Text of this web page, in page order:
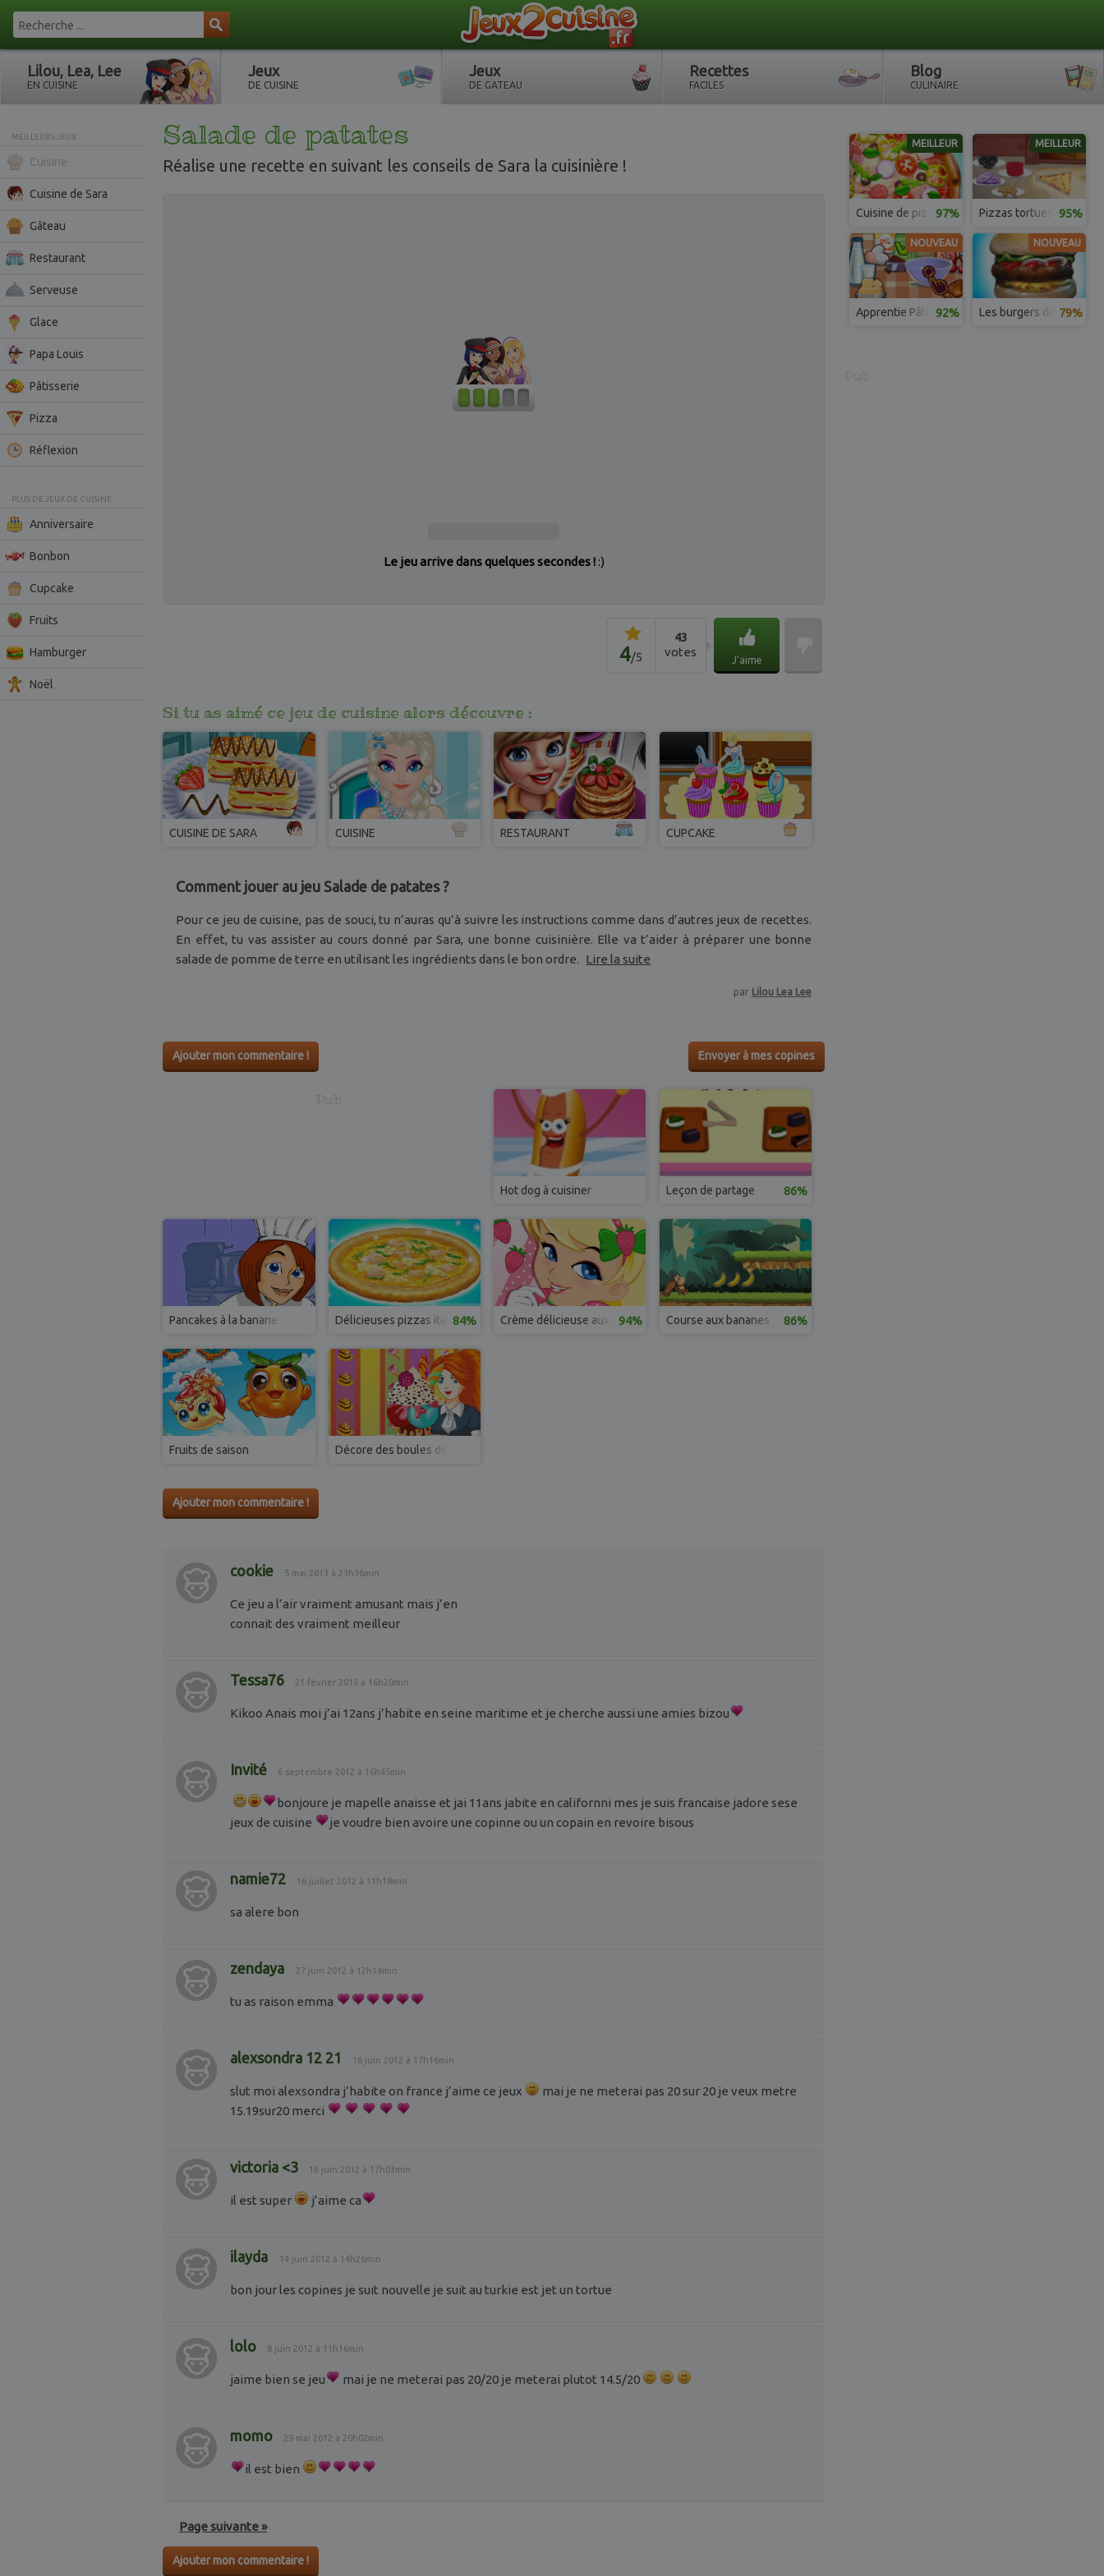
Lilou, Lea, Lee
EN CUISINE
Jeux
DE CUISINE
Jeux
DE GATEAU
Recettes
FACILES
Blog
CULINAIRE
MEILLEURS JEUX
Cuisine
Cuisine de Sara
Gâteau
Restaurant
Serveuse
Glace
Papa Louis
Pâtisserie
Pizza
Réflexion
PLUS DE JEUX DE CUISINE
Anniversaire
Bonbon
Cupcake
Fruits
Hamburger
Noël
Salade de patates
Réalise une recette en suivant les conseils de Sara la cuisinière !
Le jeu arrive dans quelques secondes !:)
4/5
43
votes
J'aime
Si tu as aimé ce jeu de cuisine alors découvre :
CUISINE DE SARA CUISINE RESTAURANT CUPCAKE
Comment jouer au jeu Salade de patates ?
Pour ce jeu de cuisine, pas de souci, tu n’auras qu’à suivre les instructions comme dans d’autres jeux de recettes.
En effet, tu vas assister au cours donné par Sara, une bonne cuisinière. Elle va t’aider à préparer une bonne
salade de pomme de terre en utilisant les ingrédients dans le bon ordre. Lire la suite
par Lilou Lea Lee
Ajouter mon commentaire ! Envoyer à mes copines
Hot dog à cuisiner Leçon de partage 86%
Pancakes à la banane Délicieuses pizzas italiennes
84% Crème délicieuse aux fraises
94% Course aux bananes 86%
Fruits de saison Décore des boules de glaces
MEILLEUR
Cuisine de pizzas réalistes
97%
MEILLEUR
Pizzas tortues ninja
95%
NOUVEAU
Apprentie Pâtissière
92%
NOUVEAU
Les burgers de Barbie à
79%
Ajouter mon commentaire !
cookie 5 mai 2013 à 23h36min
Ce jeu a l’air vraiment amusant mais j’en
connait des vraiment meilleur
Tessa76 21 février 2013 à 16h20min
Kikoo Anais moi j’ai 12ans j’habite en seine maritime et je cherche aussi une amies bizou
Invité 6 septembre 2012 à 16h45min
bonjoure je mapelle anaisse et jai 11ans jabite en californni mes je suis francaise jadore sese
jeux de cuisine
je voudre bien avoire une copinne ou un copain en revoire bisous
namie72 16 juillet 2012 à 11h18min
sa alere bon
zendaya 27 juin 2012 à 12h14min
tu as raison emma
alexsondra 12 21 16 juin 2012 à 17h16min
slut moi alexsondra j’habite on france j’aime ce jeux
mai je ne meterai pas 20 sur 20 je veux metre
15.19sur20 merci
victoria <3 16 juin 2012 à 17h03min
il est super j’aime ca
ilayda 14 juin 2012 à 14h26min
bon jour les copines je suıt nouvelle je suit au turkie est jet un tortue
lolo 8 juin 2012 à 11h16min
jaime bien se jeu mai je ne meterai pas 20/20 je meterai plutot 14.5/20
momo 29 mai 2012 à 20h02min
il est bien
Page suivante »
Ajouter mon commentaire !